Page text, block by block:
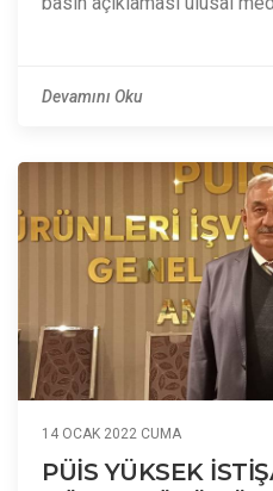
Devamını Oku
14 OCAK 2022 CUMA
PÜİS YÜKSEK